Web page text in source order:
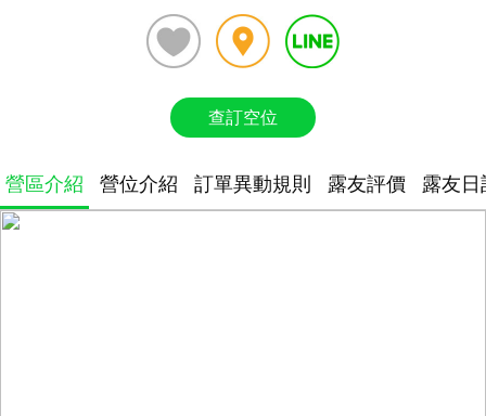
查訂空位
營區介紹 營位介紹 訂單異動規則 露友評價 露友日